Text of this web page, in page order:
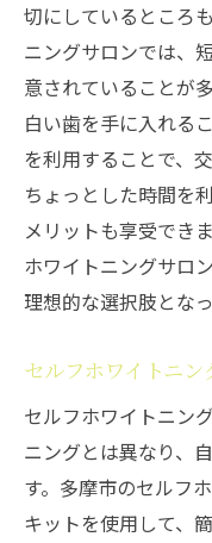
多摩市のサ
セルフホワ
ン
利用者から
多摩市のセル
したい理由
今こそ始め
多摩市のサ
多摩市での
プロフェッ
期待以上の
セルフホワイ
心多摩市での選
切にしているところ
ニングサロンでは、
意されていることが
白い歯を手に入れる
を利用することで、
ちょっとした時間を
メリットも享受でき
ホワイトニングサロ
理想的な選択肢となっ
セルフホワイトニ
セルフホワイトニン
ニングとは異なり、
す。多摩市のセルフ
キットを使用して、